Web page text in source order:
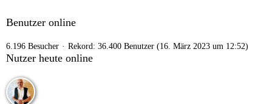
Benutzer online
6.196 Besucher Rekord: 36.400 Benutzer (16. März 2023 um 12:52)
Nutzer heute online